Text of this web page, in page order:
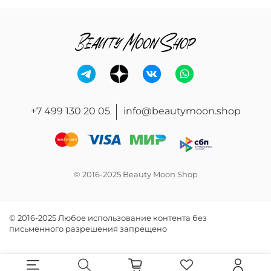
+7 499 130 20 05 info@beautymoon.shop
© 2016-2025 Beauty Moon Shop
© 2016-2025 Любое использование контента без
письменного разрешения запрещено